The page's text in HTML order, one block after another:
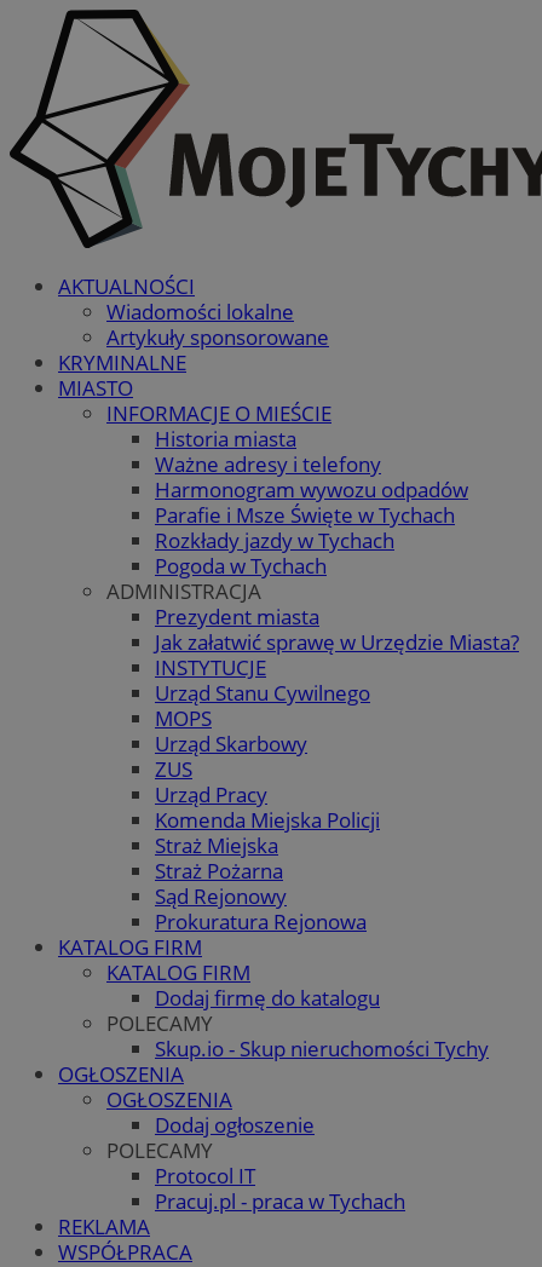
AKTUALNOŚCI
Wiadomości lokalne
Artykuły sponsorowane
KRYMINALNE
MIASTO
INFORMACJE O MIEŚCIE
Historia miasta
Ważne adresy i telefony
Harmonogram wywozu odpadów
Parafie i Msze Święte w Tychach
Rozkłady jazdy w Tychach
Pogoda w Tychach
ADMINISTRACJA
Prezydent miasta
Jak załatwić sprawę w Urzędzie Miasta?
INSTYTUCJE
Urząd Stanu Cywilnego
MOPS
Urząd Skarbowy
ZUS
Urząd Pracy
Komenda Miejska Policji
Straż Miejska
Straż Pożarna
Sąd Rejonowy
Prokuratura Rejonowa
KATALOG FIRM
KATALOG FIRM
Dodaj firmę do katalogu
POLECAMY
Skup.io - Skup nieruchomości Tychy
OGŁOSZENIA
OGŁOSZENIA
Dodaj ogłoszenie
POLECAMY
Protocol IT
Pracuj.pl - praca w Tychach
REKLAMA
WSPÓŁPRACA